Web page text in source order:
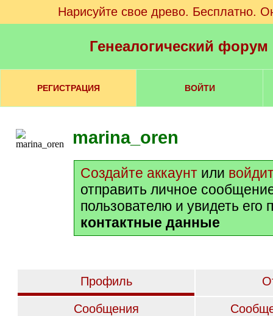
Нарисуйте свое древо. Бесплатно.
Генеалогический
РЕГИСТРАЦИЯ ВОЙТИ
marina_oren
Создайте аккаунт или
отправить личное
пользователю и увидеть его
контактные данные
Профиль
Сообщения